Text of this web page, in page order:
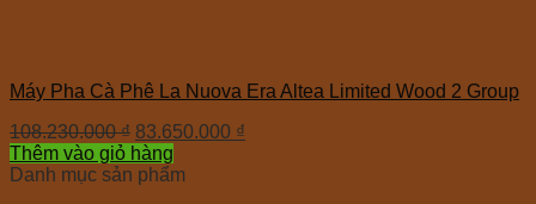
Máy Pha Cà Phê La Nuova Era Altea Limited Wood 2 Group
108.230.000₫ 83.650.000 ₫
Thêm vào giỏ hàng
Danh mục sản phẩm